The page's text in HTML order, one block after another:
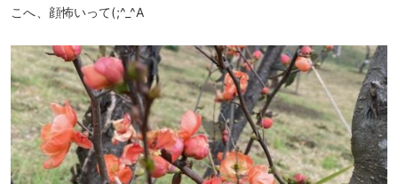
こへ、顔怖いって(;^_^A